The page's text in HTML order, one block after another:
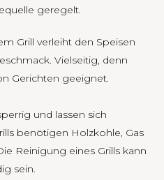
geregelt.
Grill verleiht den Speisen
Vielseitig, denn
Gerichten geeignet.
und lassen sich
benötigen Holzkohle, Gas
Reinigung eines Grills kann
sein.